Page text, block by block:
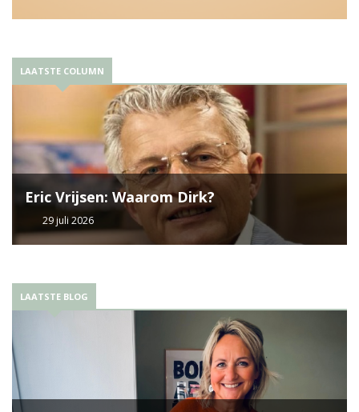
LAATSTE COLUMN
Eric Vrijsen: Waarom Dirk?
29 juli 2026
LAATSTE BLOG